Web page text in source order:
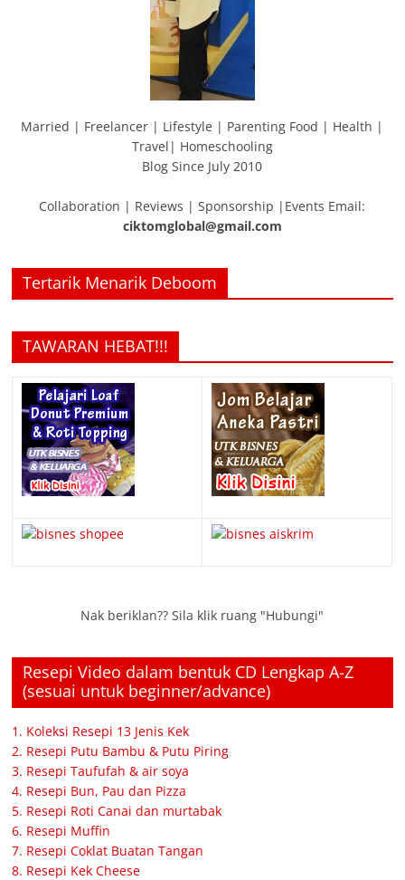
Married | Freelancer | Lifestyle | Parenting Food | Health |
Travel| Homeschooling
Blog Since July 2010
Collaboration | Reviews | Sponsorship |Events Email:
ciktomglobal@gmail.com
Tertarik Menarik Deboom
TAWARAN HEBAT!!!
Nak beriklan?? Sila klik ruang "Hubungi"
Resepi Video dalam bentuk CD Lengkap A-Z
(sesuai untuk beginner/advance)
1. Koleksi Resepi 13 Jenis Kek
2. Resepi Putu Bambu & Putu Piring
3. Resepi Taufufah & air soya
4. Resepi Bun, Pau dan Pizza
5. Resepi Roti Canai dan murtabak
6. Resepi Muffin
7. Resepi Coklat Buatan Tangan
8. Resepi Kek Cheese